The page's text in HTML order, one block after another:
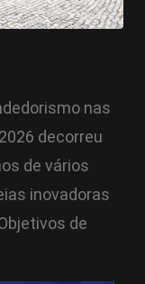
nas
decorreu
de vários
inovadoras
de